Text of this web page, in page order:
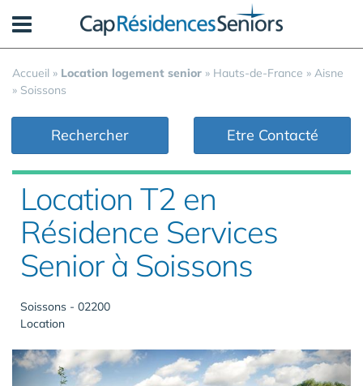
Accueil » Location logement senior » Hauts-de-France » Aisne
» Soissons
Rechercher Etre Contacté
Location T2 en
Résidence Services
Senior à Soissons
Soissons - 02200
Location